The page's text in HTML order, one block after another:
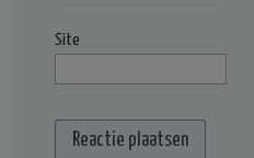
Site